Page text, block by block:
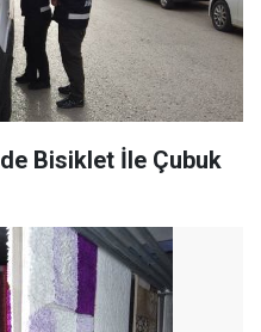
Bisiklet İle Çubuk